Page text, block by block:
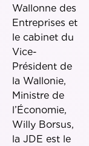
Wallonne des
Entreprises et
le cabinet du
Vice-
Président de
la Wallonie,
Ministre de
l’Économie,
Willy Borsus,
la JDE est le